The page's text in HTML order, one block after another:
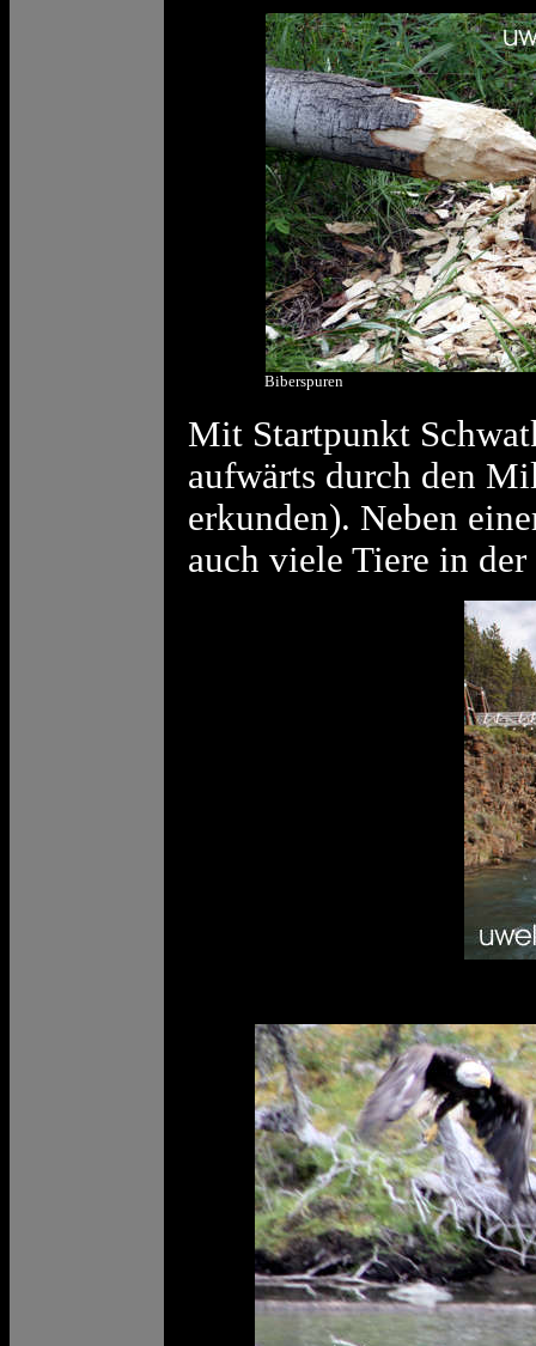
Biberspuren
Mit Startpunkt
aufwärts durch den
erkunden). Neben
auch viele Tiere in der